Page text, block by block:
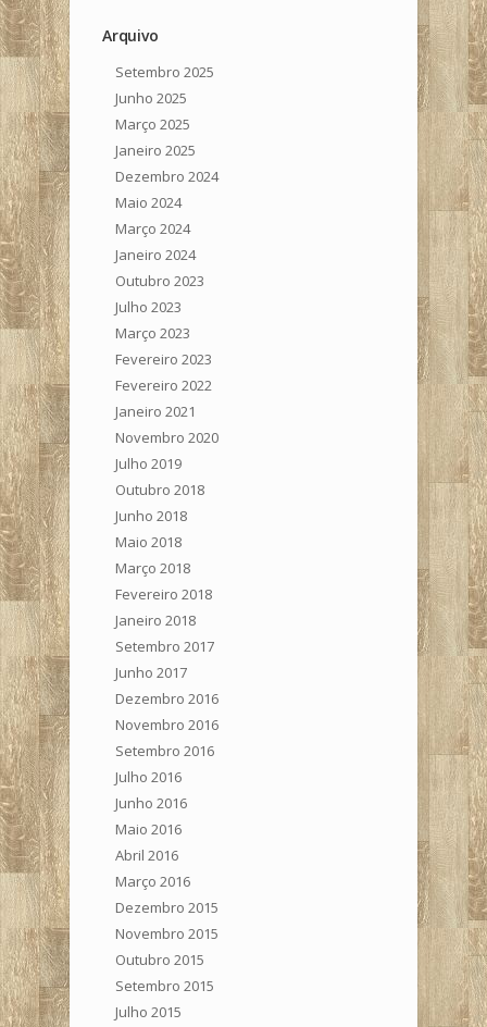
Arquivo
Setembro 2025
Junho 2025
Março 2025
Janeiro 2025
Dezembro 2024
Maio 2024
Março 2024
Janeiro 2024
Outubro 2023
Julho 2023
Março 2023
Fevereiro 2023
Fevereiro 2022
Janeiro 2021
Novembro 2020
Julho 2019
Outubro 2018
Junho 2018
Maio 2018
Março 2018
Fevereiro 2018
Janeiro 2018
Setembro 2017
Junho 2017
Dezembro 2016
Novembro 2016
Setembro 2016
Julho 2016
Junho 2016
Maio 2016
Abril 2016
Março 2016
Dezembro 2015
Novembro 2015
Outubro 2015
Setembro 2015
Julho 2015